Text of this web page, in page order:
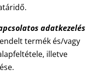
adatkezelés
termék és/vagy
illetve